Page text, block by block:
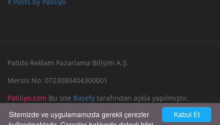
Maalesef evde oluşan ciddi alerji
nedeniyle kedimize yeni bir yuva aramak
zorunda kaldık. Bu kararı ...
17.05.2026
Kabul Et
Sitemizde ve uygulamamızda gerekli çerezler